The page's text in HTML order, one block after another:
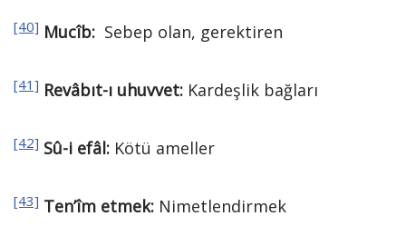
[40] Mucîb: Sebep olan, gerektiren
[41] Revâbıt-ı uhuvvet: Kardeşlik bağları
[42] Sû-i efâl: Kötü ameller
[43] Ten’îm etmek: Nimetlendirmek